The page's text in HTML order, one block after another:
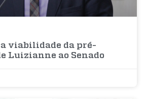
viabilidade da pré-
Luizianne ao Senado